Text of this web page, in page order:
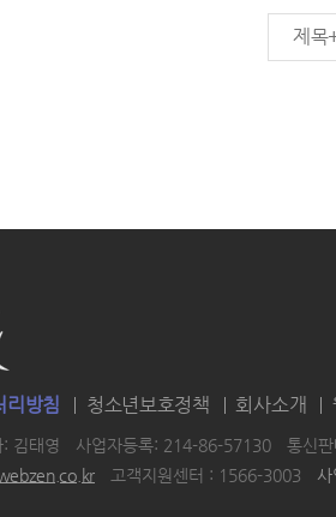
제목
리방침 청소년보호정책 회사소개
김태영 사업자등록: 214-86-57130
통신
고객지원센터 : 1566-3003